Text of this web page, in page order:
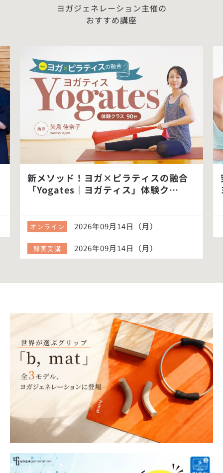
ヨガジェネレーション主催の
おすすめ講座
新メソッド！ヨガ×ピラティスの融合
「Yogates｜ヨガティス」体験ク…
オンライン 2026年09月14日（月）
録画受講 2026年09月14日（月）